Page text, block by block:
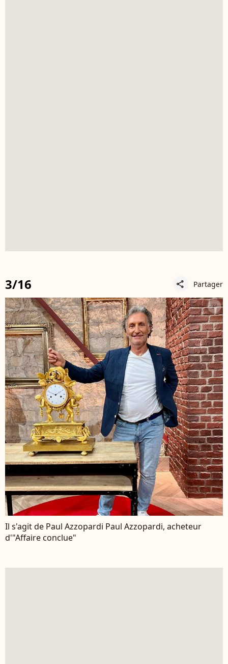
3/16 share Partager
Il s'agit de Paul Azzopardi Paul Azzopardi, acheteur
d'"Affaire conclue"